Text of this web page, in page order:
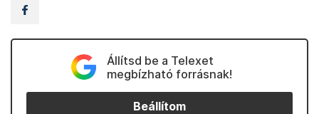
Állítsd be a Telexet
megbízható forrásnak!
Beállítom